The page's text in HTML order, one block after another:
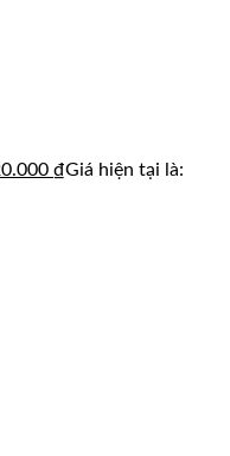
₫Giá hiện tại là: